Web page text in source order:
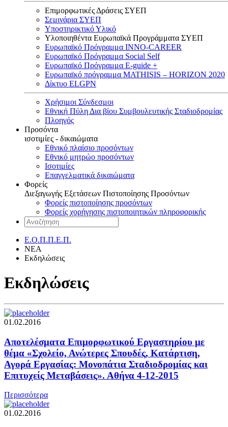
Επιμορφωτικές Δράσεις ΣΥΕΠ
Σεμινάρια ΣΥΕΠ
Υποστηρικτικό Υλικό
Υλοποιηθέντα Ευρωπαϊκά Προγράμματα ΣΥΕΠ
Ευρωπαϊκό Πρόγραμμα INNO-CAREER
Ευρωπαϊκό Πρόγραμμα Social Self
Ευρωπαϊκό Πρόγραμμα E-guide +
Ευρωπαϊκό πρόγραμμα MATHISIS – HORIZON 2020
Δίκτυο ELGPN
Χρήσιμοι Σύνδεσμοι
Εθνική Πύλη Δια βίου Συμβουλευτικής Σταδιοδρομίας
Πλοηγός
Προσόντα
ισοτιμίες - δικαιώματα
Εθνικό πλαίσιο προσόντων
Εθνικό μητρώο προσόντων
Ισοτιμίες
Επαγγελματικά δικαιώματα
Φορείς
Διεξαγωγής Εξετάσεων Πιστοποίησης Προσόντων
Φορείς πιστοποίησης προσόντων
Φορείς χορήγησης πιστοποιητικών πληροφορικής
Ε.Ο.Π.Π.Ε.Π.
ΝΕΑ
Εκδηλώσεις
Εκδηλώσεις
01.02.2016
Αποτελέσματα Επιμορφωτικού Εργαστηρίου με
θέμα «Σχολείο, Ανώτερες Σπουδές, Κατάρτιση,
Αγορά Εργασίας: Μονοπάτια Σταδιοδρομίας και
Επιτυχείς Μεταβάσεις». Αθήνα 4-12-2015
Περισσότερα
01.02.2016